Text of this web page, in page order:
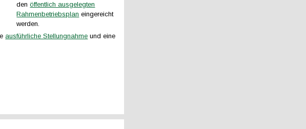
denöffentlich ausgelegten
Rahmenbetriebsplan eingereicht
werden.
ausführliche Stellungnahme und eine